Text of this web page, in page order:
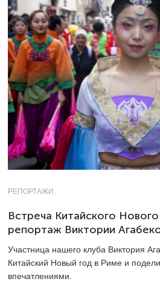
РЕПОРТАЖИ
Встреча Китайского
репортаж Виктории
Участница нашего клуба Виктория
Китайский Новый год в Риме и
впечатлениями.